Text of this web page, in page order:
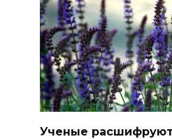
Ученые